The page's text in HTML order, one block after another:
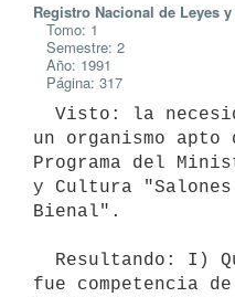
Registro Nacional de Leyes
Tomo: 1
Semestre: 2
Año: 1991
Página: 317
un organismo
Programa del
y Cultura
Bienal".
fue competencia